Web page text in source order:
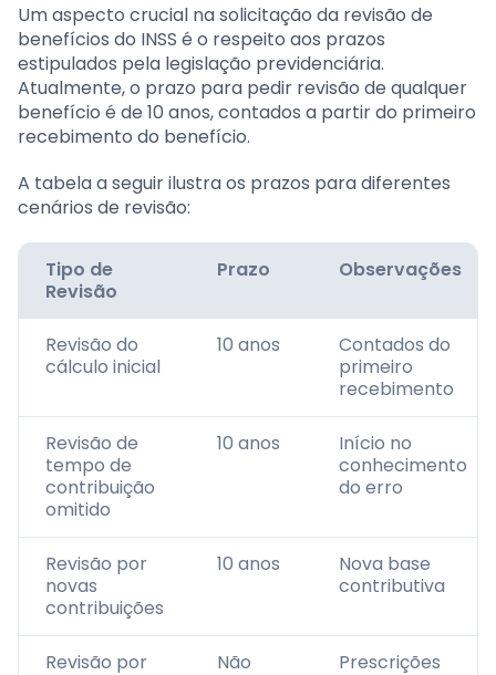
Um aspecto crucial na solicitação da revisão de
benefícios do INSS é o respeito aos prazos
estipulados pela legislação previdenciária.
Atualmente, o prazo para pedir revisão de qualquer
benefício é de 10 anos, contados a partir do primeiro
recebimento do benefício.
A tabela a seguir ilustra os prazos para diferentes
cenários de revisão:
Tipo de
Revisão
Prazo Observações
Revisão do
cálculo inicial
10 anos
Contados do
primeiro
recebimento
Revisão de
tempo de
contribuição
omitido
10 anos
Início no
conhecimento
do erro
Revisão por
novas
contribuições
10 anos
Nova base
contributiva
Revisão por
Não
Prescrições